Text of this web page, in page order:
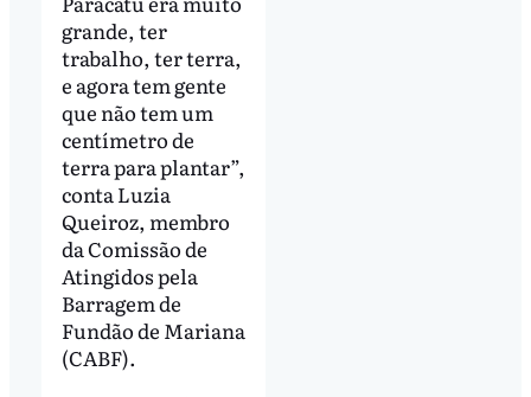
grande, ter
trabalho, ter terra,
e agora tem gente
que não tem um
centímetro de
terra para plantar”,
conta Luzia
Queiroz, membro
da Comissão de
Atingidos pela
Barragem de
Fundão de Mariana
(CABF).